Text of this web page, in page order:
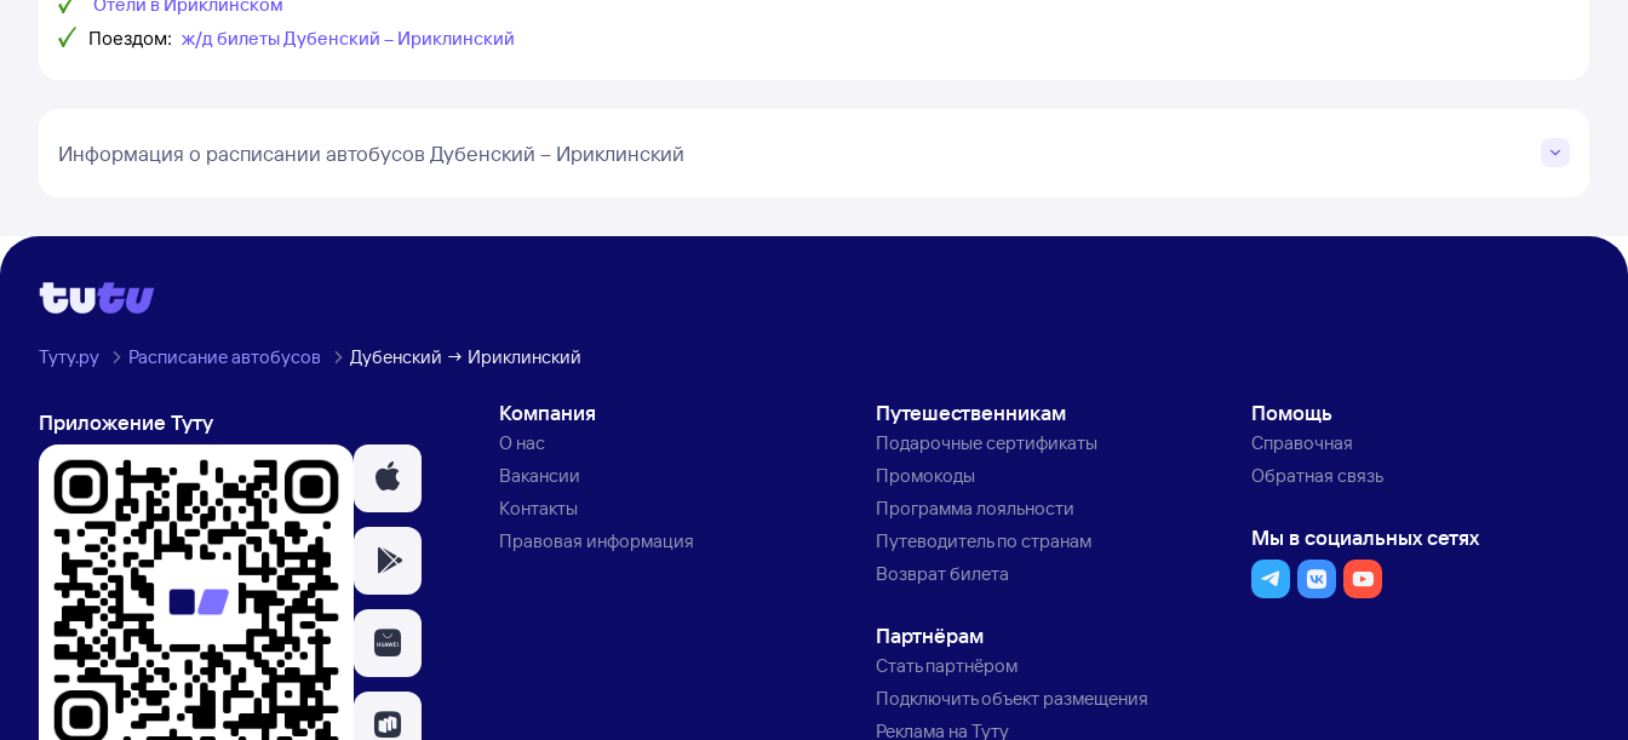
Поездом: ж/д билеты Дубенский – Ириклинский
Информация о расписании автобусов Дубенский – Ириклинский
Туту.ру Расписание автобусов Дубенский → Ириклинский
Приложение Туту Компания
О нас
Вакансии
Контакты
Правовая информация
Путешественникам
Подарочные сертификаты
Промокоды
Программа лояльности
Путеводитель по странам
Возврат билета
Партнёрам
Стать партнёром
Подключить объект размещения
Реклама на Туту
Помощь
Справочная
Обратная связь
Мы в социальных сетях